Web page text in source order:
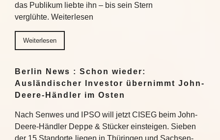
das Publikum liebte ihn – bis sein Stern
verglühte. Weiterlesen
Weiterlesen
Berlin News : Schon wieder:
Ausländischer Investor übernimmt John-
Deere-Händler im Osten
Nach Senwes und IPSO will jetzt CISEG beim John-
Deere-Händler Deppe & Stücker einsteigen. Sieben
der 15 Standorte liegen in Thüringen und Sachsen-